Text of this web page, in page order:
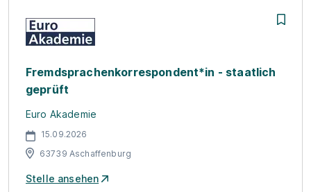
Fremdsprachenkorrespondent*in - staatlich
geprüft
Euro Akademie
15.09.2026
63739 Aschaffenburg
Stelle ansehen